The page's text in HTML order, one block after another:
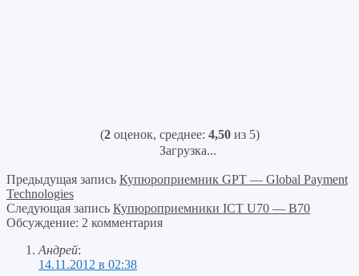
(2оценок, среднее: 4,50из 5)
Загрузка...
Предыдущая запись Купюроприемник GPT — Global Payment
Technologies
Следующая запись Купюроприемники ICT U70 — B70
Обсуждение: 2 комментария
Андрей:
14.11.2012 в 02:38